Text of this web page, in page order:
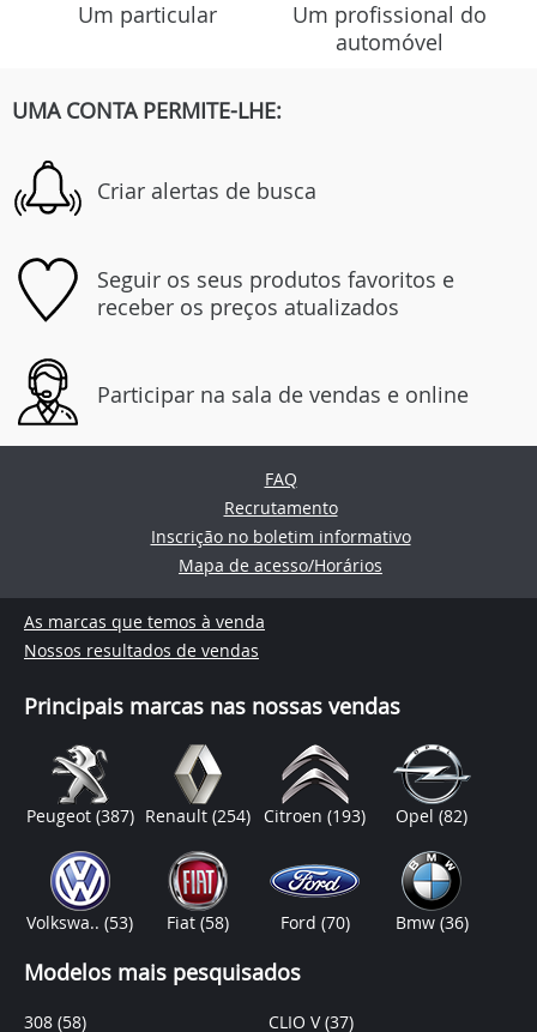
Um particular
Um profissional do
automóvel
UMA CONTA PERMITE-LHE:
Criar alertas de busca
Seguir os seus produtos favoritos e
receber os preços atualizados
Participar na sala de vendas e online
FAQ
Recrutamento
Inscrição no boletim informativo
Mapa de acesso/Horários
As marcas que temos à venda
Nossos resultados de vendas
Principais marcas nas nossas vendas
Peugeot (387) Renault (254) Citroen(193) Opel(82)
Volkswa..(53) Fiat (58) Ford (70) Bmw (36)
Modelos mais pesquisados
308 (58) CLIO V(37)